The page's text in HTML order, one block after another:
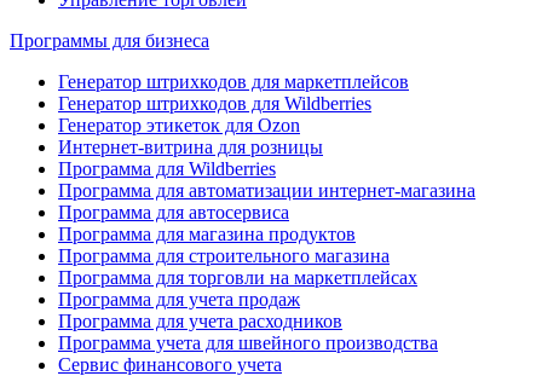
Программы для бизнеса
Генератор штрихкодов для маркетплейсов
Генератор штрихкодов для Wildberries
Генератор этикеток для Ozon
Интернет-витрина для розницы
Программа для Wildberries
Программа для автоматизации интернет-магазина
Программа для автосервиса
Программа для магазина продуктов
Программа для строительного магазина
Программа для торговли на маркетплейсах
Программа для учета продаж
Программа для учета расходников
Программа учета для швейного производства
Сервис финансового учета